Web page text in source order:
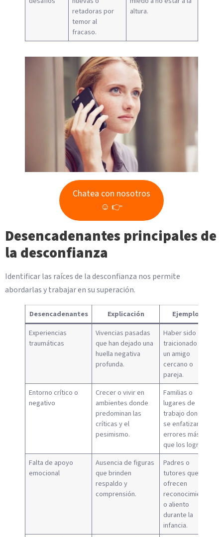
retadoras por
temor al
fracaso.
altura.
Chatea con nosotros
☺ 👉
Desencadenantes principales de
la desconfianza
Identificar las raíces de la desconfianza nos permite
abordarlas y trabajar en su superación.
Desencadenantes Explicación
Ejemplos
Experiencias
traumáticas
Vivencias pasadas
que han dejado una
huella negativa
profunda.
Haber sido
traicionado por
un amigo
cercano o
pareja.
Entorno crítico o
negativo
Crecer o vivir en
ambientes donde
predominan las
críticas y el
pesimismo.
Familias o
lugares de
trabajo donde
se enfatizan los
errores más
que los logros.
Falta de apoyo
emocional
Ausencia de figuras
que brinden
respaldo y
comprensión.
Padres o
tutores que no
ofrecen
reconocimiento
o aliento
durante la
infancia.